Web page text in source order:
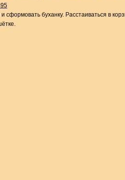
буханку. Расстаиваться в